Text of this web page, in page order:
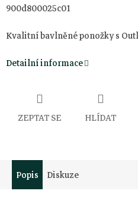
900d800025c01
Kvalitní bavlněné ponožky s
Detailní informace
ZEPTAT SE HLÍDAT
Popis Diskuze